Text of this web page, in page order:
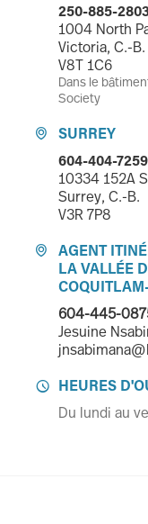
250-885-
1004 North
Victoria, C.-B.
V8T 1C6
Dans le
Society

SURREY
604-404-7259
10334 152A
Surrey, C.-B.
V3R 7P8

AGENT
LA VALLÉE
604-445-
Jesuine

HEURES
Du lundi au